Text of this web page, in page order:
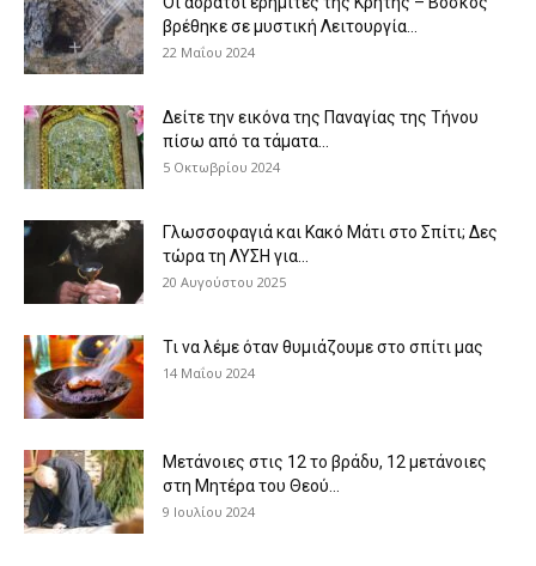
βρέθηκε σε μυστική Λειτουργία...
22 Μαΐου 2024
Δείτε την εικόνα της Παναγίας της Τήνου
πίσω από τα τάματα...
5 Οκτωβρίου 2024
Γλωσσοφαγιά και Κακό Μάτι στο Σπίτι; Δες
τώρα τη ΛΥΣΗ για...
20 Αυγούστου 2025
Τι να λέμε όταν θυμιάζουμε στο σπίτι μας
14 Μαΐου 2024
Μετάνοιες στις 12 το βράδυ, 12 μετάνοιες
στη Μητέρα του Θεού...
9 Ιουλίου 2024